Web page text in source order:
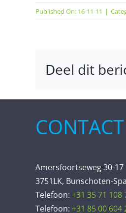
Published On: 16-11-11 |
Deel dit
CONTACT
Amersfoortseweg 30-17
3751LK, Bunschoten-
Telefoon: +31 35 71 108
Telefoon: +31 85 00 604